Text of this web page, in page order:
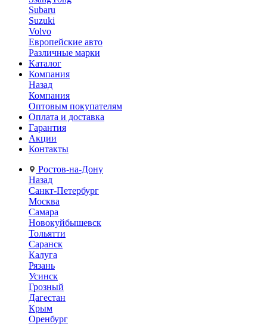
Subaru
Suzuki
Volvo
Европейские авто
Различные марки
Каталог
Компания
Назад
Компания
Оптовым покупателям
Оплата и доставка
Гарантия
Акции
Контакты
Ростов-на-Дону
Назад
Санкт-Петербург
Москва
Самара
Новокуйбышевск
Тольятти
Саранск
Калуга
Рязань
Усинск
Грозный
Дагестан
Крым
Оренбург